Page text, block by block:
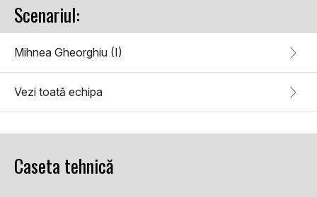
Scenariul:
Mihnea Gheorghiu (I)
Vezi toată echipa
Caseta tehnică